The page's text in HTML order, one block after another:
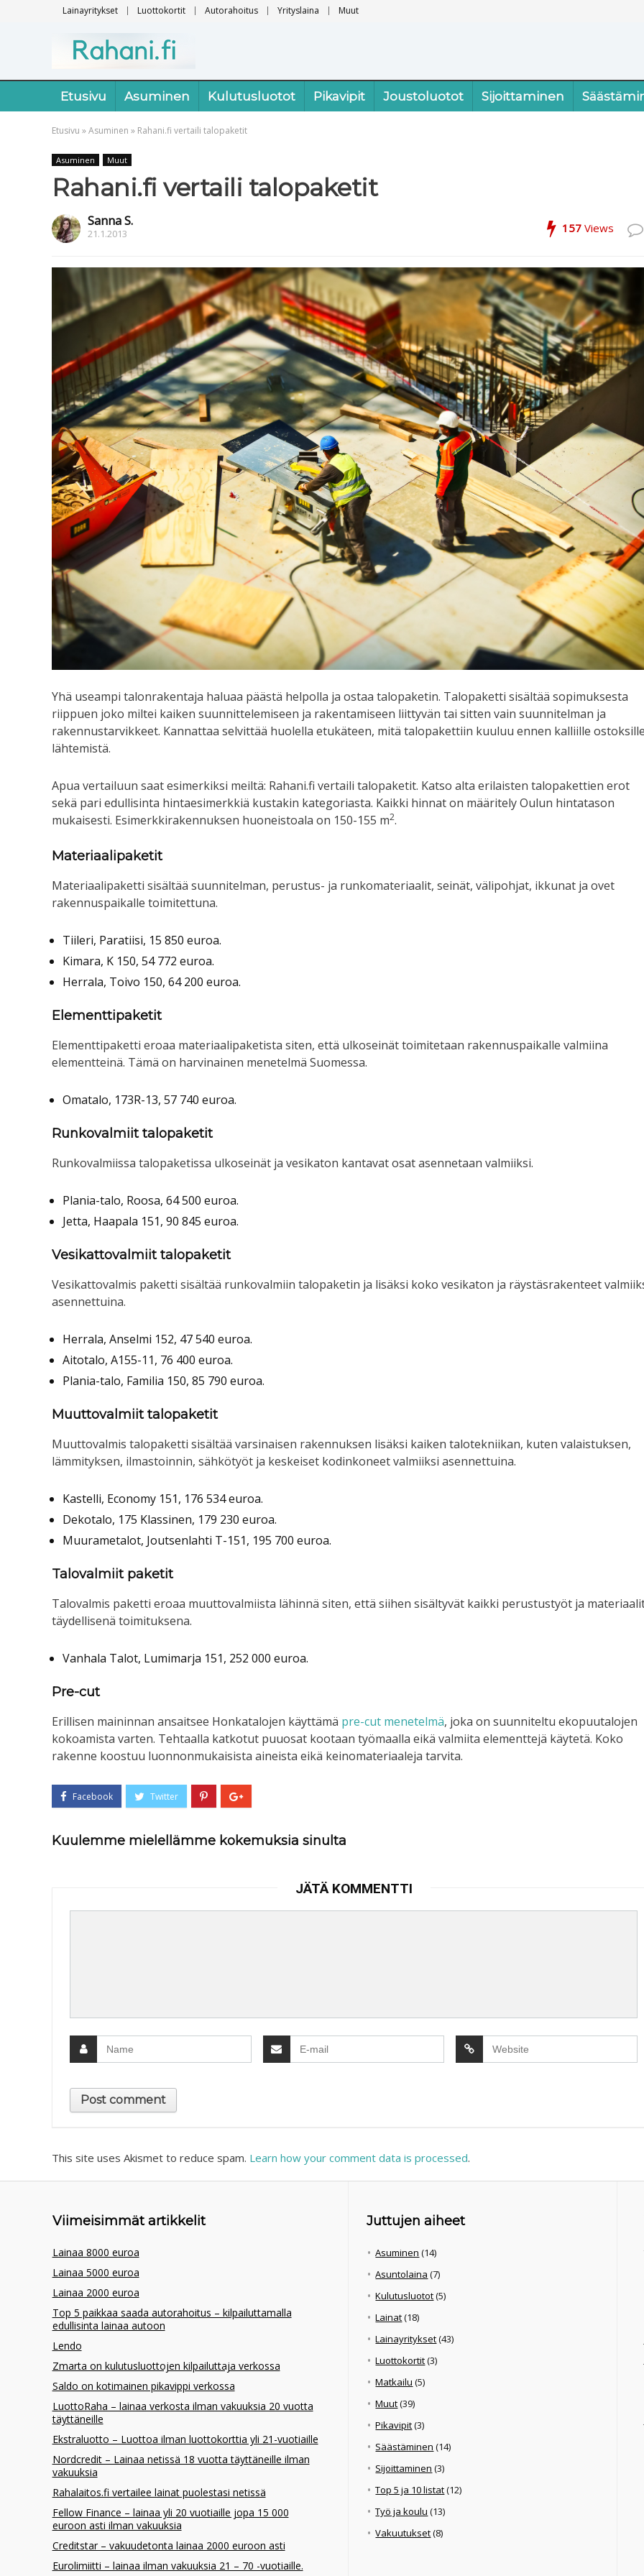
Lainayritykset Luottokortit Autorahoitus Yrityslaina Muut
Etusivu Asuminen Kulutusluotot Pikavipit Joustoluotot Sijoittaminen
Etusivu »Asuminen » Rahani.fi vertaili talopaketit
Asuminen Muut
Rahani.fi vertaili talopaketit
Sanna S.
21.1.2013 157 Views
Yhä useampi talonrakentaja haluaa päästä helpolla ja ostaa talopaketin. Talopaketti sisältää sopimuksesta
riippuen joko miltei kaiken suunnittelemiseen ja rakentamiseen liittyvän tai sitten vain suunnitelman ja
rakennustarvikkeet. Kannattaa selvittää huolella etukäteen, mitä talopakettiin kuuluu ennen kalliille
lähtemistä.
Apua vertailuun saat esimerkiksi meiltä: Rahani.fi vertaili talopaketit. Katso alta erilaisten talopakettien erot
sekä pari edullisinta hintaesimerkkiä kustakin kategoriasta. Kaikki hinnat on määritely Oulun hintatason
mukaisesti. Esimerkkirakennuksen huoneistoala on 150-155 m2.
Materiaalipaketit
Materiaalipaketti sisältää suunnitelman, perustus- ja runkomateriaalit, seinät, välipohjat, ikkunat ja ovet
rakennuspaikalle toimitettuna.
Tiileri, Paratiisi, 15 850 euroa.
Kimara, K 150, 54 772 euroa.
Herrala, Toivo 150, 64 200 euroa.
Elementtipaketit
Elementtipaketti eroaa materiaalipaketista siten, että ulkoseinät toimitetaan rakennuspaikalle valmiina
elementteinä. Tämä on harvinainen menetelmä Suomessa.
Omatalo, 173R-13, 57 740 euroa.
Runkovalmiit talopaketit
Runkovalmiissa talopaketissa ulkoseinät ja vesikaton kantavat osat asennetaan valmiiksi.
Plania-talo, Roosa, 64 500 euroa.
Jetta, Haapala 151, 90 845 euroa.
Vesikattovalmiit talopaketit
Vesikattovalmis paketti sisältää runkovalmiin talopaketin ja lisäksi koko vesikaton ja räystäsrakenteet
asennettuina.
Herrala, Anselmi 152, 47 540 euroa.
Aitotalo, A155-11, 76 400 euroa.
Plania-talo, Familia 150, 85 790 euroa.
Muuttovalmiit talopaketit
Muuttovalmis talopaketti sisältää varsinaisen rakennuksen lisäksi kaiken talotekniikan, kuten valaistuksen,
lämmityksen, ilmastoinnin, sähkötyöt ja keskeiset kodinkoneet valmiiksi asennettuina.
Kastelli, Economy 151, 176 534 euroa.
Dekotalo, 175 Klassinen, 179 230 euroa.
Muurametalot, Joutsenlahti T-151, 195 700 euroa.
Talovalmiit paketit
Talovalmis paketti eroaa muuttovalmiista lähinnä siten, että siihen sisältyvät kaikki perustustyöt ja
täydellisenä toimituksena.
Vanhala Talot, Lumimarja 151, 252 000 euroa.
Pre-cut
Erillisen maininnan ansaitsee Honkatalojen käyttämä pre-cut menetelmä, joka on suunniteltu ekopuutalojen
kokoamista varten. Tehtaalla katkotut puuosat kootaan työmaalla eikä valmiita elementtejä käytetä. Koko
rakenne koostuu luonnonmukaisista aineista eikä keinomateriaaleja tarvita.
Kuulemme mielellämme kokemuksia sinulta
JÄTÄ KOMMENTTI
This site uses Akismet to reduce spam. Learn how your comment data is processed.
Viimeisimmät artikkelit
Lainaa 8000 euroa
Lainaa 5000 euroa
Lainaa 2000 euroa
Top 5 paikkaa saada autorahoitus – kilpailuttamalla
edullisinta lainaa autoon
Lendo
Zmarta on kulutusluottojen kilpailuttaja verkossa
Saldo on kotimainen pikavippi verkossa
LuottoRaha – lainaa verkosta ilman vakuuksia 20 vuotta
täyttäneille
Ekstraluotto – Luottoa ilman luottokorttia yli 21-vuotiaille
Nordcredit – Lainaa netissä 18 vuotta täyttäneille ilman
vakuuksia
Rahalaitos.fi vertailee lainat puolestasi netissä
Fellow Finance – lainaa yli 20 vuotiaille jopa 15 000
euroon asti ilman vakuuksia
Creditstar – vakuudetonta lainaa 2000 euroon asti
Eurolimiitti – lainaa ilman vakuuksia 21 – 70 -vuotiaille.
Juttujen aiheet
Asuminen (14)
Asuntolaina (7)
Kulutusluotot(5)
Lainat(18)
Lainayritykset(43)
Luottokortit(3)
Matkailu (5)
Muut(39)
Pikavipit(3)
Säästäminen (14)
Sijoittaminen (3)
Top 5 ja 10 listat(12)
Työ ja koulu (13)
Vakuutukset(8)